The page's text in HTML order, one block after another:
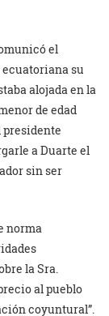
el
su
alojada en la
de edad
presidente
a Duarte el
sin ser
norma
la Sra.
al pueblo
coyuntural”.